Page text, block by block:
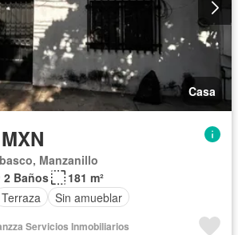
Casa
Manzanillo
2 Baños
181 m²
Terraza Sin amueblar
Servicios Inmobiliarios